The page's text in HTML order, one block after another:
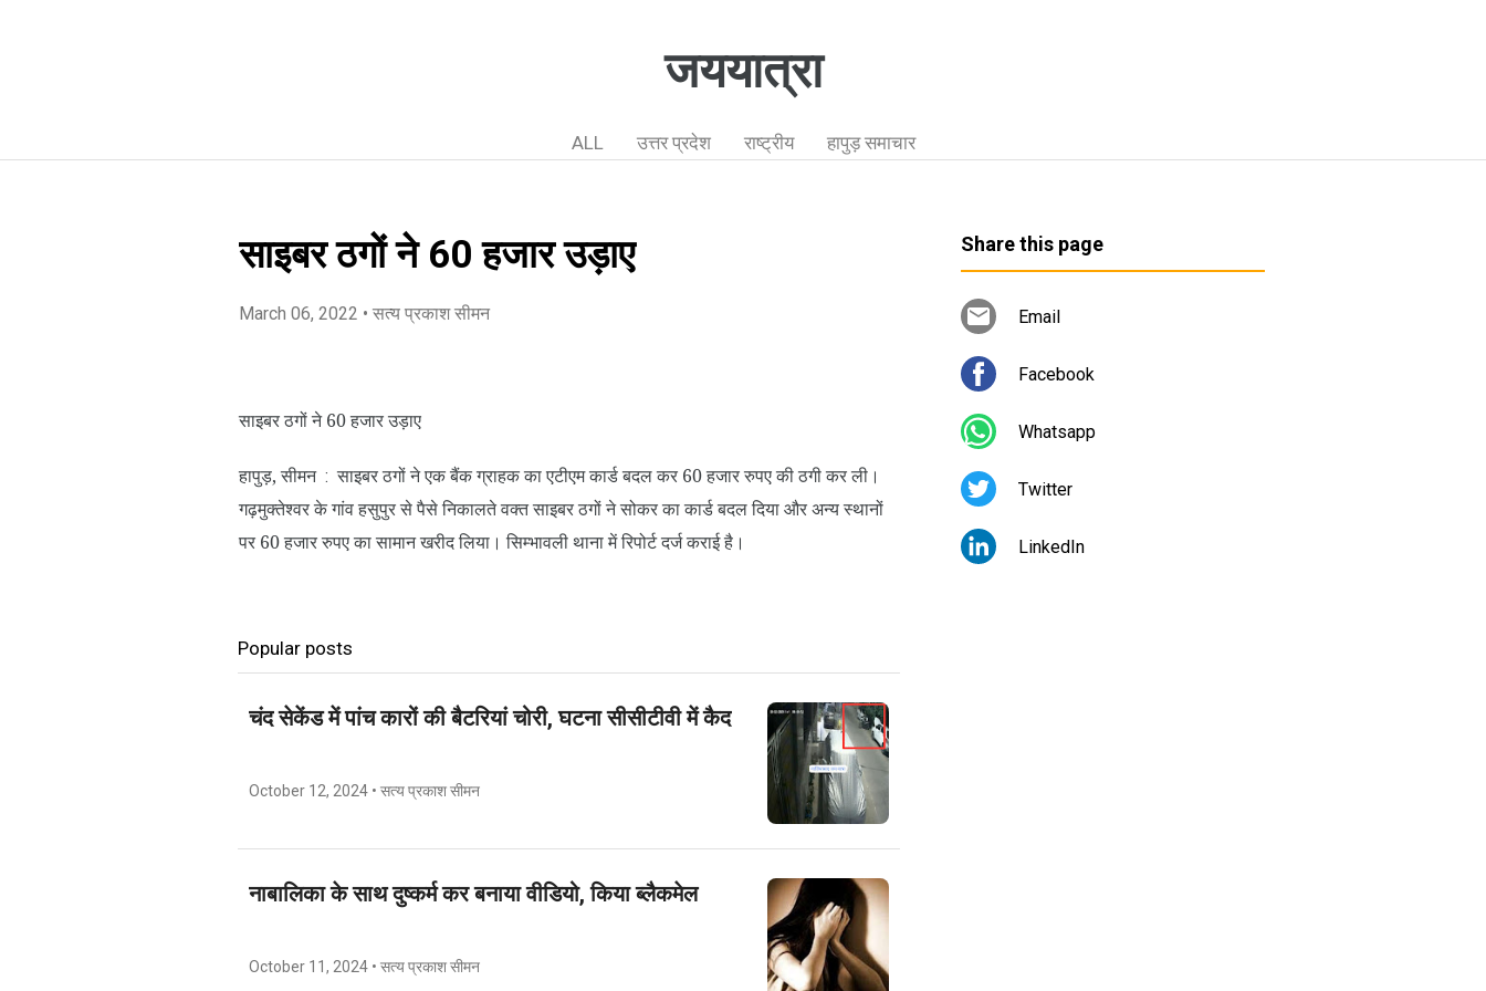
जययात्रा
ALL उत्तर प्रदेश राष्ट्रीय हापुड़ समाचार
साइबर ठगों ने 60 हजार उड़ाए
March 06, 2022 • सत्य प्रकाश सीमन
साइबर ठगों ने 60 हजार उड़ाए
हापुड़, सीमन : साइबर ठगों ने एक बैंक ग्राहक का एटीएम कार्ड बदल कर 60 हजार रुपए की ठगी कर ली।
गढ़मुक्तेश्वर के गांव हसुपुर से पैसे निकालते वक्त साइबर ठगों ने सोकर का कार्ड बदल दिया और अन्य स्थानों
पर 60 हजार रुपए का सामान खरीद लिया। सिम्भावली थाना में रिपोर्ट दर्ज कराई है।
Popular posts
चंद सेकेंड में पांच कारों की बैटरियां चोरी, घटना सीसीटीवी में कैद
October 12, 2024 • सत्य प्रकाश सीमन
नाबालिका के साथ दुष्कर्म कर बनाया वीडियो, किया ब्लैकमेल
October 11, 2024 • सत्य प्रकाश सीमन
Share this page
Email
Facebook
Whatsapp
Twitter
LinkedIn